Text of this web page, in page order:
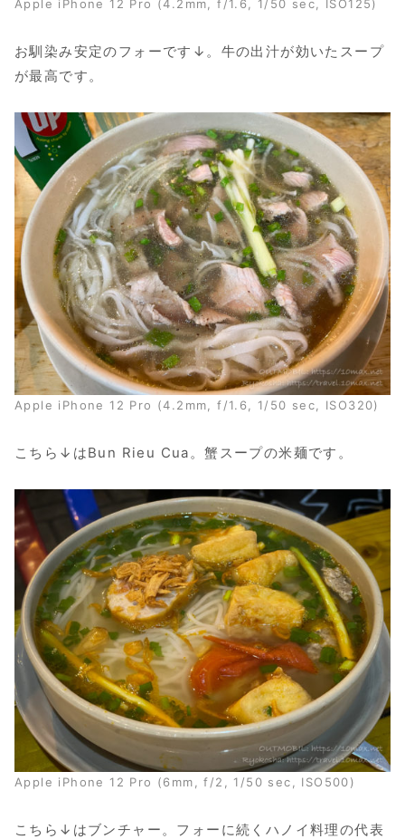
Apple iPhone 12 Pro (4.2mm, f/1.6, 1/50 sec, ISO125)
お馴染み安定のフォーです↓。牛の出汁が効いたスープ
が最高です。
Apple iPhone 12 Pro (4.2mm, f/1.6, 1/50 sec, ISO320)
こちら↓はBun Rieu Cua。蟹スープの米麺です。
Apple iPhone 12 Pro (6mm, f/2, 1/50 sec, ISO500)
こちら↓はブンチャー。フォーに続くハノイ料理の代表